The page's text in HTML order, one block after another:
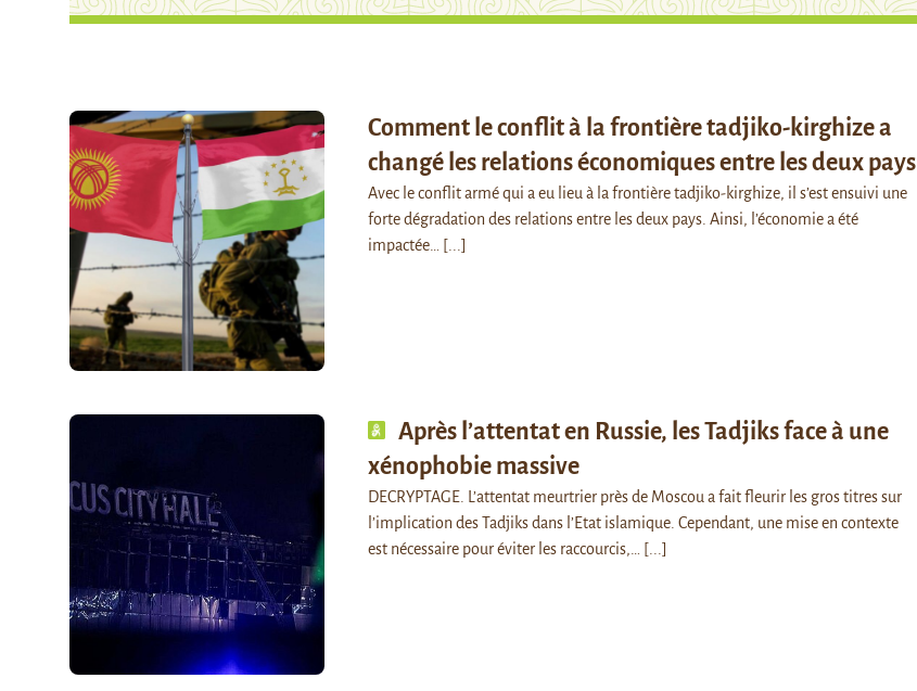
Comment le conflit à la frontière tadjiko-kirghize a
changé les relations économiques entre les deux pays
Avec le conflit armé qui a eu lieu à la frontière tadjiko-kirghize, il s’est ensuivi une
forte dégradation des relations entre les deux pays. Ainsi, l’économie a été
impactée…
[...]
Après l’attentat en Russie, les Tadjiks face à une
xénophobie massive
DECRYPTAGE. L’attentat meurtrier près de Moscou a fait fleurir les gros titres sur
l’implication des Tadjiks dans l’Etat islamique. Cependant, une mise en contexte
est nécessaire pour éviter les raccourcis,…
[...]